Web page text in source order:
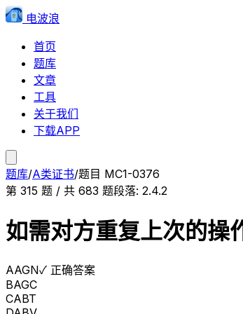
电波浪
首页
题库
文章
工具
关于我们
下载APP
题库/A类证书/题目 MC1-0376
第 315 题 / 共 683 题段落: 2.4.2
如需对方重复上次的操
AAGN✓ 正确答案
BAGC
CABT